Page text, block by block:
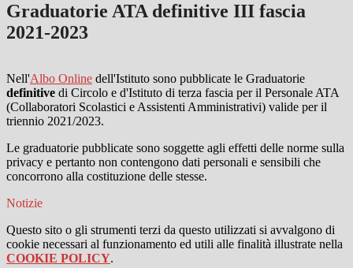
Graduatorie ATA definitive III fascia
2021-2023
Nell'Albo Online dell'Istituto sono pubblicate le Graduatorie
definitive di Circolo e d'Istituto di terza fascia per il Personale ATA
(Collaboratori Scolastici e Assistenti Amministrativi) valide per il
triennio 2021/2023.
Le graduatorie pubblicate sono soggette agli effetti delle norme sulla
privacy e pertanto non contengono dati personali e sensibili che
concorrono alla costituzione delle stesse.
Notizie
Questo sito o gli strumenti terzi da questo utilizzati si avvalgono di
cookie necessari al funzionamento ed utili alle finalità illustrate nella
COOKIE POLICY.